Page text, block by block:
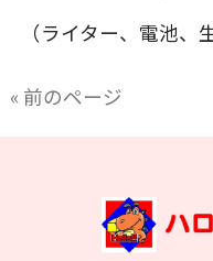
（ライター、電池、
« 前のページ